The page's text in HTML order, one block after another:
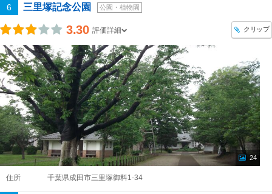
6 三里塚記念公園 公園・植物園
3.30 評価詳細 クリップ
24
住所 千葉県成田市三里塚御料1-34